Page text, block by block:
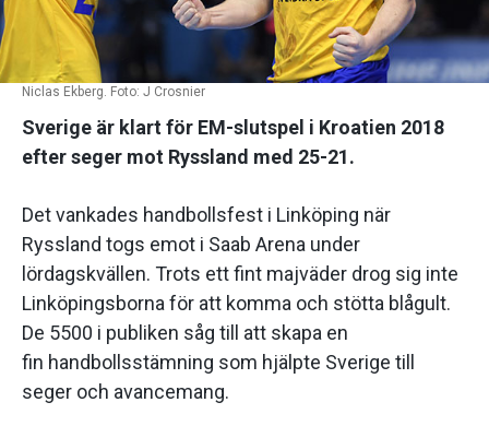
Niclas Ekberg. Foto: J Crosnier
Sverige är klart för EM-slutspel i Kroatien 2018
efter seger mot Ryssland med 25-21.
Det vankades handbollsfest i Linköping när
Ryssland togs emot i Saab Arena under
lördagskvällen. Trots ett fint majväder drog sig inte
Linköpingsborna för att komma och stötta blågult.
De 5500 i publiken såg till att skapa en
fin handbollsstämning som hjälpte Sverige till
seger och avancemang.